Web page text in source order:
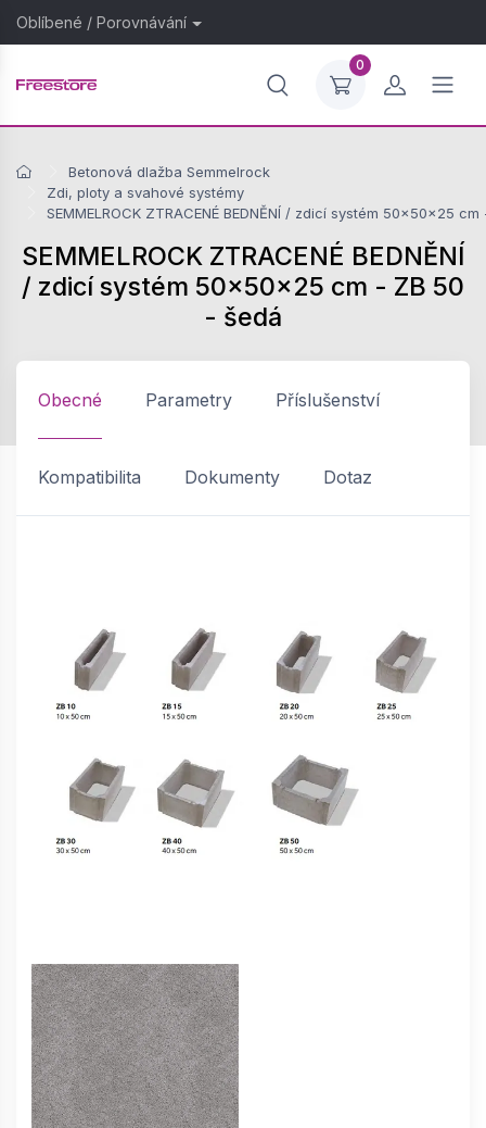
Oblíbené / Porovnávání
0
Betonová dlažba Semmelrock
Zdi, ploty a svahové systémy
SEMMELROCK ZTRACENÉ BEDNĚNÍ / zdicí systém 50x50x25
SEMMELROCK ZTRACENÉ BEDNĚNÍ
/ zdicí systém 50x50x25 cm - ZB 50
- šedá
Obecné Parametry Příslušenství
Kompatibilita Dokumenty Dotaz